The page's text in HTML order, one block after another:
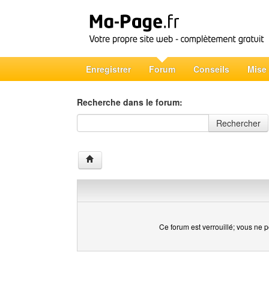
Enregistrer Forum Conseils Mise
Recherche dans le forum:
Recherche dans le forum
Rechercher
Ce forum est verrouillé; vous ne